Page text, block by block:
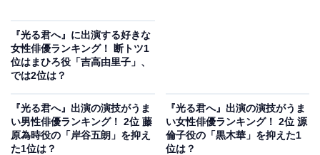
そんな中、直秀らの流罪が決定。道長はまひろを誘い、
最後の別れを告げに行こうとします。2人が獄を訪れる
と、直秀らはすでに出立した後。行く先が屍の捨て場
所・鳥辺野だと知った道長は、まひろを乗せて馬を駆り
ます。しかし到着した彼らを待ち受けていたのは、変わ
『光る君へ』に出演する好きな
女性俳優ランキング！ 断トツ1
位はまひろ役「吉高由里子」、
では2位は？
『光る君へ』出演の演技がうま
い男性俳優ランキング！ 2位 藤
原為時役の「岸谷五朗」を抑え
た1位は？
『光る君へ』出演の演技がうま
い女性俳優ランキング！ 2位 源
倫子役の「黒木華」を抑えた1
位は？